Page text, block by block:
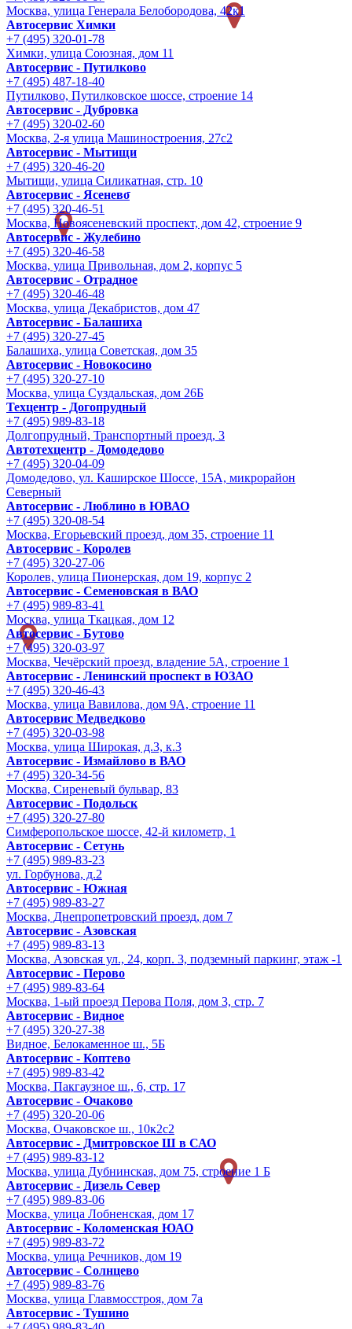
Москва, улица Генерала Белобородова, 42к1
Автосервис Химки
+7 (495) 320-01-78
Химки, улица Союзная, дом 11
Автосервис - Путилково
+7 (495) 487-18-40
Путилково, Путилковское шоссе, строение 14
Автосервис - Дубровка
+7 (495) 320-02-60
Москва, 2-я улица Машиностроения, 27с2
Автосервис - Мытищи
+7 (495) 320-46-20
Мытищи, улица Силикатная, стр. 10
Автосервис - Ясенево
+7 (495) 320-46-51
Москва, Новоясеневский проспект, дом 42, строение 9
Автосервис - Жулебино
+7 (495) 320-46-58
Москва, улица Привольная, дом 2, корпус 5
Автосервис - Отрадное
+7 (495) 320-46-48
Москва, улица Декабристов, дом 47
Автосервис - Балашиха
+7 (495) 320-27-45
Балашиха, улица Советская, дом 35
Автосервис - Новокосино
+7 (495) 320-27-10
Москва, улица Суздальская, дом 26Б
Техцентр - Догопрудный
+7 (495) 989-83-18
Долгопрудный, Транспортный проезд, 3
Автотехцентр - Домодедово
+7 (495) 320-04-09
Домодедово, ул. Каширское Шоссе, 15А, микрорайон
Северный
Автосервис - Люблино в ЮВАО
+7 (495) 320-08-54
Москва, Егорьевский проезд, дом 35, строение 11
Автосервис - Королев
+7 (495) 320-27-06
Королев, улица Пионерская, дом 19, корпус 2
Автосервис - Семеновская в ВАО
+7 (495) 989-83-41
Москва, улица Ткацкая, дом 12
Автосервис - Бутово
+7 (495) 320-03-97
Москва, Чечёрский проезд, владение 5А, строение 1
Автосервис - Ленинский проспект в ЮЗАО
+7 (495) 320-46-43
Москва, улица Вавилова, дом 9A, строение 11
Автосервис Медведково
+7 (495) 320-03-98
Москва, улица Широкая, д.3, к.3
Автосервис - Измайлово в ВАО
+7 (495) 320-34-56
Москва, Сиреневый бульвар, 83
Автосервис - Подольск
+7 (495) 320-27-80
Симферопольское шоссе, 42-й километр, 1
Автосервис - Сетунь
+7 (495) 989-83-23
ул. Горбунова, д.2
Автосервис - Южная
+7 (495) 989-83-27
Москва, Днепропетровский проезд, дом 7
Автосервис - Азовская
+7 (495) 989-83-13
Москва, Азовская ул., 24, корп. 3, подземный паркинг, этаж -1
Автосервис - Перово
+7 (495) 989-83-64
Москва, 1-ый проезд Перова Поля, дом 3, стр. 7
Автосервис - Видное
+7 (495) 320-27-38
Видное, Белокаменное ш., 5Б
Автосервис - Коптево
+7 (495) 989-83-42
Москва, Пакгаузное ш., 6, стр. 17
Автосервис - Очаково
+7 (495) 320-20-06
Москва, Очаковское ш., 10к2с2
Автосервис - Дмитровское Ш в САО
+7 (495) 989-83-12
Москва, улица Дубнинская, дом 75, строение 1 Б
Автосервис - Дизель Север
+7 (495) 989-83-06
Москва, улица Лобненская, дом 17
Автосервис - Коломенская ЮАО
+7 (495) 989-83-72
Москва, улица Речников, дом 19
Автосервис - Солнцево
+7 (495) 989-83-76
Москва, улица Главмосстроя, дом 7а
Автосервис - Тушино